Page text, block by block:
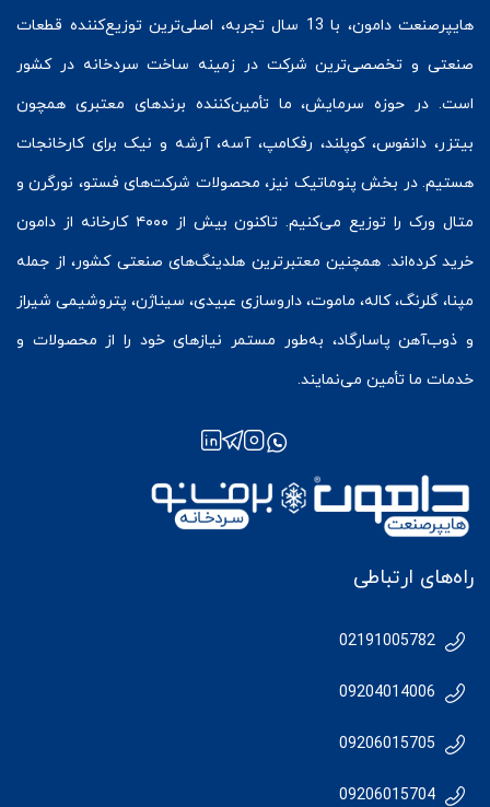
هایپرصنعت
دامون، با 13 سال تجربه، اصلی‌ترین توزیع‌کننده قطعات
صنعتی و تخصصی‌ترین شرکت در زمینه ساخت سردخانه در کشور
است. در حوزه سرمایش، ما تأمین‌کننده برندهای معتبری همچون
بیتزر، دانفوس،کوپلند، رفکامپ، آسه، آرشه و نیک برای کارخانجات
هستیم. در بخش پنوماتیک نیز، محصولات شرکت‌های فستو، نورگرن و
متال ورک
را توزیع می‌کنیم. تاکنون بیش از ۴۰۰۰ کارخانه از دامون
خرید کرده‌اند. همچنین معتبرترین هلدینگ‌های صنعتی کشور، از جمله
مپنا، گلرنگ، کاله، ماموت، داروسازی عبیدی، سیناژن، پتروشیمی شیراز
و ذوب‌آهن پاسارگاد، به‌طور مستمر نیازهای خود را از محصولات و
خدمات ما تأمین می‌نمایند.
راه‌های ارتباطی
02191005782
09204014006
09206015705
09206015704